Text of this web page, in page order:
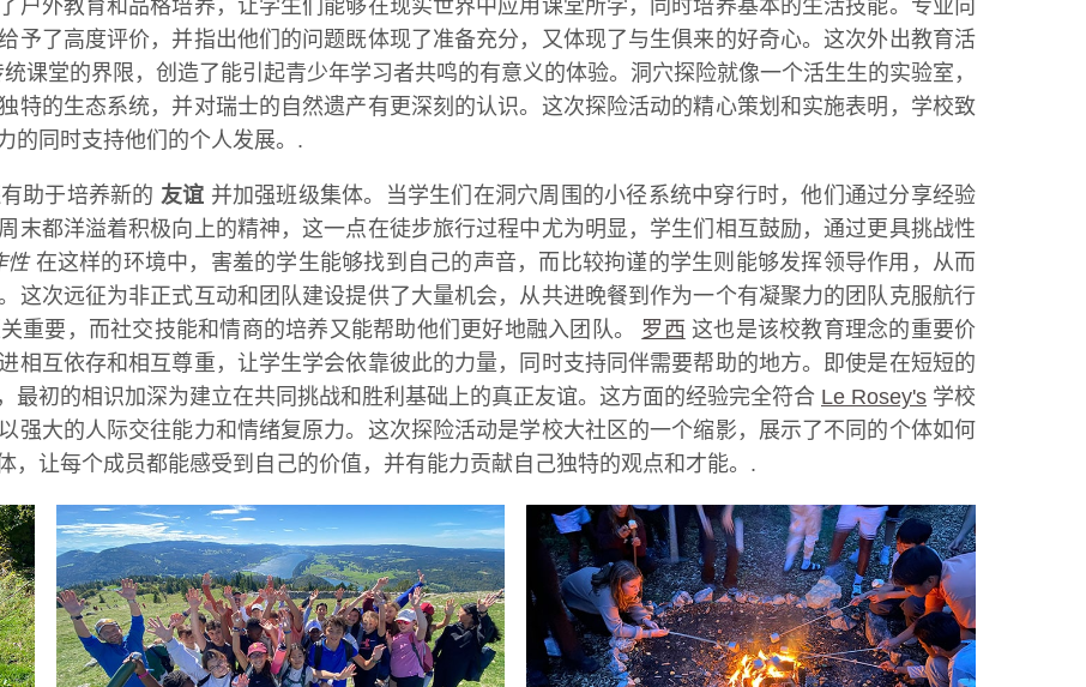
户外教育和品格培养，让学生们能够在现实世界中应用课堂所学，同时培养基本的生活技能。专业向
予了高度评价，并指出他们的问题既体现了准备充分，又体现了与生俱来的好奇心。这次外出教育活
课堂的界限，创造了能引起青少年学习者共鸣的有意义的体验。洞穴探险就像一个活生生的实验室，
特的生态系统，并对瑞士的自然遗产有更深刻的认识。这次探险活动的精心策划和实施表明，学校致
的同时支持他们的个人发展。.
助于培养新的 友谊 并加强班级集体。当学生们在洞穴周围的小径系统中穿行时，他们通过分享经验
末都洋溢着积极向上的精神，这一点在徒步旅行过程中尤为明显，学生们相互鼓励，通过更具挑战性
性在这样的环境中，害羞的学生能够找到自己的声音，而比较拘谨的学生则能够发挥领导作用，从而
这次远征为非正式互动和团队建设提供了大量机会，从共进晚餐到作为一个有凝聚力的团队克服航行
重要，而社交技能和情商的培养又能帮助他们更好地融入团队。 罗西 这也是该校教育理念的重要价
相互依存和相互尊重，让学生学会依靠彼此的力量，同时支持同伴需要帮助的地方。即使是在短短的
最初的相识加深为建立在共同挑战和胜利基础上的真正友谊。这方面的经验完全符合 Le Rosey's 学校
强大的人际交往能力和情绪复原力。这次探险活动是学校大社区的一个缩影，展示了不同的个体如何
，让每个成员都能感受到自己的价值，并有能力贡献自己独特的观点和才能。.